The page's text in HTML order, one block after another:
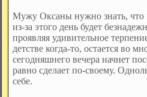
Мужу Оксаны нужно знать, что
из-за этого день будет
проявляя удивительное
детстве когда-то, остается во
сегодняшнего вечера начнет
равно сделает по-своему.
себе.